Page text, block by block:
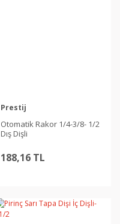
Prestij
Otomatik Rakor 1/4-3/8- 1/2
Dış Dişli
188,16 TL